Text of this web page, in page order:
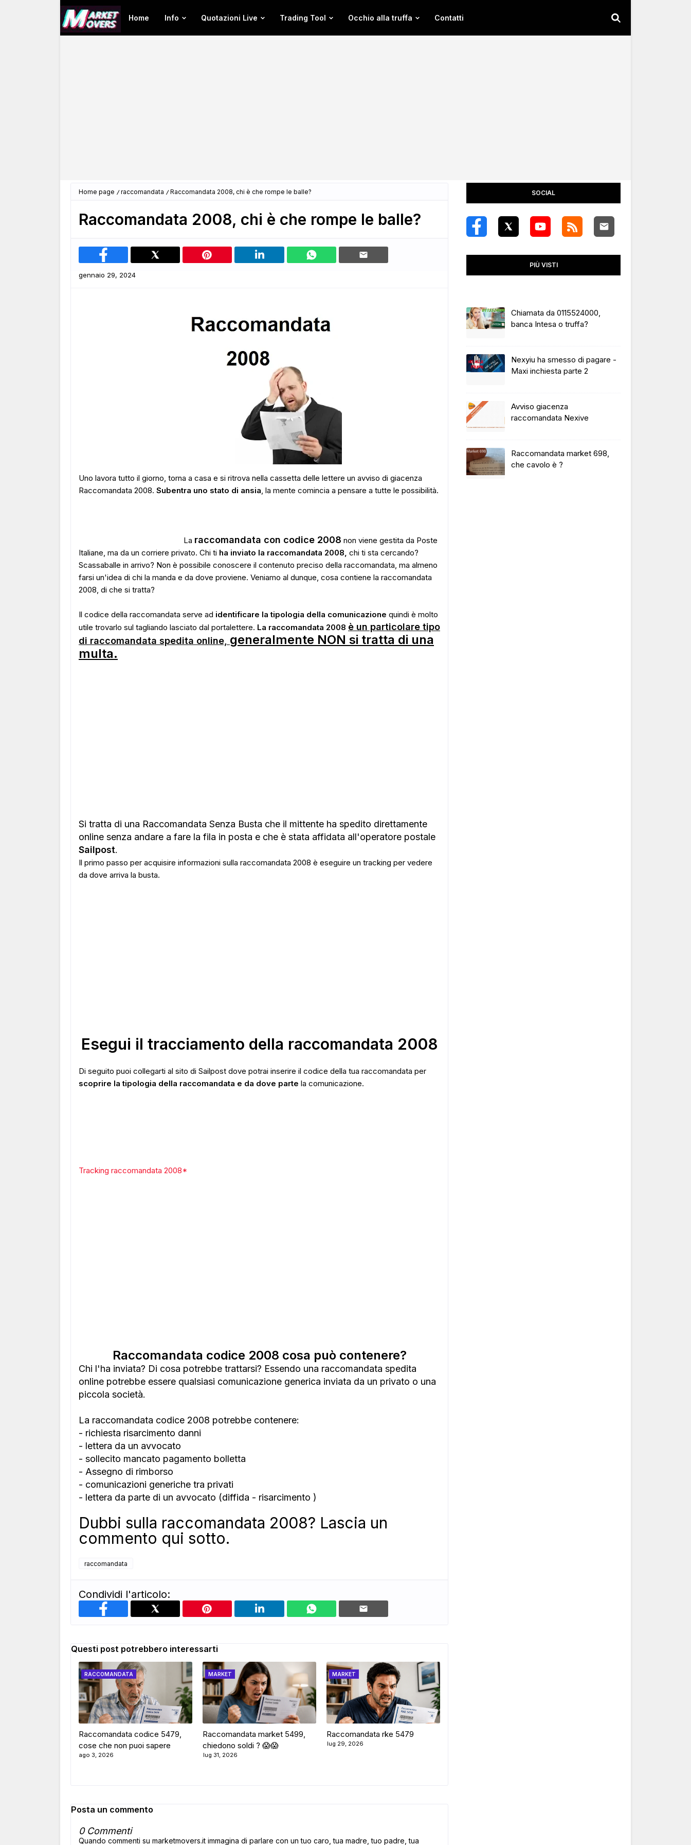
Home Info Quotazioni Live Trading Tool Occhio alla truffa Contatti
Home page raccomandata Raccomandata 2008, chi è che rompe le balle?
Raccomandata 2008, chi è che rompe le balle?
gennaio 29, 2024
Uno lavora tutto il giorno, torna a casa e si ritrova nella cassetta delle lettere un avviso di giacenza
Raccomandata 2008. Subentra uno stato di ansia, la mente comincia a pensare a tutte le possibilità.
La raccomandata con codice 2008 non viene gestita da Poste
Italiane, ma da un corriere privato. Chi ti ha inviato la raccomandata 2008, chi ti sta cercando?
Scassaballe in arrivo? Non è possibile conoscere il contenuto preciso della raccomandata, ma almeno
farsi un'idea di chi la manda e da dove proviene. Veniamo al dunque, cosa contiene la raccomandata
2008, di che si tratta?
Il codice della raccomandata serve ad identificare la tipologia della comunicazione quindi è molto
utile trovarlo sul tagliando lasciato dal portalettere. La raccomandata 2008 è un particolare tipo
di raccomandata spedita online, generalmente NON si tratta di una
multa.
Si tratta di una Raccomandata Senza Busta che il mittente ha spedito direttamente
online senza andare a fare la fila in posta e che è stata affidata all'operatore postale
Sailpost.
Il primo passo per acquisire informazioni sulla raccomandata 2008 è eseguire un tracking per vedere
da dove arriva la busta.
Esegui il tracciamento della raccomandata 2008
Di seguito puoi collegarti al sito di Sailpost dove potrai inserire il codice della tua raccomandata per
scoprire la tipologia della raccomandata e da dove parte la comunicazione.
Tracking raccomandata 2008*
Raccomandata codice 2008 cosa può contenere?
Chi l'ha inviata? Di cosa potrebbe trattarsi? Essendo una raccomandata spedita
online potrebbe essere qualsiasi comunicazione generica inviata da un privato o una
piccola società.
La raccomandata codice 2008 potrebbe contenere:
- richiesta risarcimento danni
- lettera da un avvocato
- sollecito mancato pagamento bolletta
- Assegno di rimborso
- comunicazioni generiche tra privati
- lettera da parte di un avvocato (diffida - risarcimento )
Dubbi sulla raccomandata 2008? Lascia un
commento qui sotto.
raccomandata
Condividi l'articolo:
Questi post potrebbero interessarti
RACCOMANDATA
Raccomandata codice 5479,
cose che non puoi sapere
ago 3, 2026
MARKET
Raccomandata market 5499,
chiedono soldi ? 😱😱
lug 31, 2026
MARKET
Raccomandata rke 5479
lug 29, 2026
Posta un commento
0 Commenti
Quando commenti su marketmovers.it immagina di parlare con un tuo caro, tua madre, tuo padre, tua
SOCIAL
PIÙ VISTI
Chiamata da 0115524000,
banca Intesa o truffa?
Nexyiu ha smesso di pagare -
Maxi inchiesta parte 2
Avviso giacenza
raccomandata Nexive
Raccomandata market 698,
che cavolo è ?